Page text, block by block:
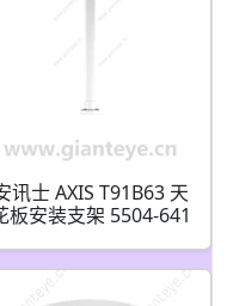
讯士 AXIS T91B63 天
板安装支架 5504-641